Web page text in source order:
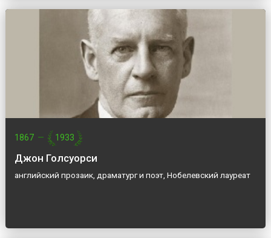
1867 — 1933
Джон Голсуорси
английский прозаик, драматург и поэт, Нобелевский лауреат